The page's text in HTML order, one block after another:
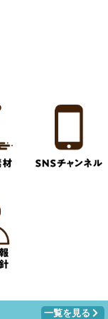
一覧を見る